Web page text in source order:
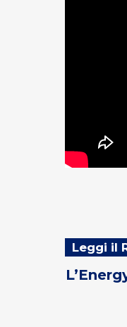
Leggi il